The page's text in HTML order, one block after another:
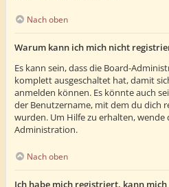
Nach oben
Warum kann ich mich nicht
Es kann sein, dass die Board-
komplett ausgeschaltet hat, damit
anmelden können. Es könnte auch
der Benutzername, mit dem du dich
wurden. Um Hilfe zu erhalten, wende
Administration.
Nach oben
Ich habe mich registriert, kann